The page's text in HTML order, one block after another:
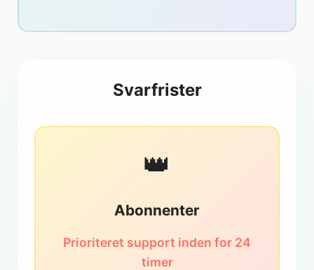
Svarfrister
👑
Abonnenter
Prioriteret support inden for 24
timer